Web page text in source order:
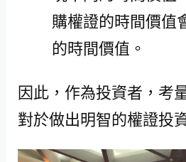
購權證的時間價值
的時間價值。
因此，作為投資者，考
對於做出明智的權證投